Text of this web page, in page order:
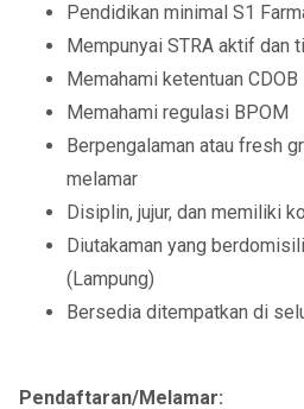
Pendidikan minimal S1
Mempunyai STRA aktif dan
Memahami ketentuan CDOB
Memahami regulasi BPOM
Berpengalaman atau fresh
melamar
Disiplin, jujur, dan memiliki
Diutakaman yang
(Lampung)
Bersedia ditempatkan di
Pendaftaran/Melamar: